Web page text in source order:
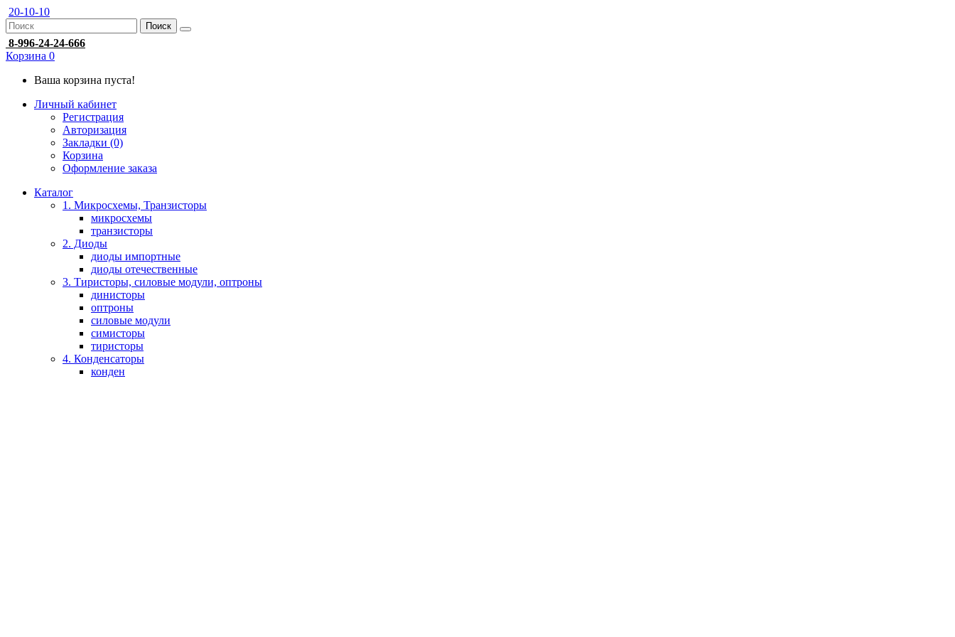
20-10-10
Поиск
8-996-24-24-666
Корзина 0
Ваша корзина пуста!
Личный кабинет
Регистрация
Авторизация
Закладки (0)
Корзина
Оформление заказа
Каталог
1. Микросхемы, Транзисторы
микросхемы
транзисторы
2. Диоды
диоды импортные
диоды отечественные
3. Тиристоры, силовые модули, оптроны
динисторы
оптроны
силовые модули
симисторы
тиристоры
4. Конденсаторы
конден